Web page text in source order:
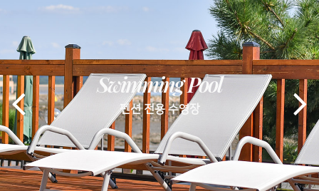
Swimming Pool
펜션 전용 수영장